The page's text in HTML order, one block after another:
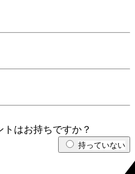
はお持ちですか？
持っていない